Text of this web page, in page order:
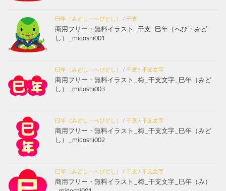
巳年（みどし・へびどし） / 干支
商用フリー・無料イラスト_干支_巳年（へび・みど
し）_midoshi001
巳年（みどし・へびどし） / 干支 / 干支文字
商用フリー・無料イラスト_梅_干支文字_巳年（みど
し）_midoshi003
巳年（みどし・へびどし） / 干支 / 干支文字
商用フリー・無料イラスト_梅_干支文字_巳年（みど
し）_midoshi002
巳年（みどし・へびどし） / 干支 / 干支文字
商用フリー・無料イラスト_梅_干支文字_巳年（み）